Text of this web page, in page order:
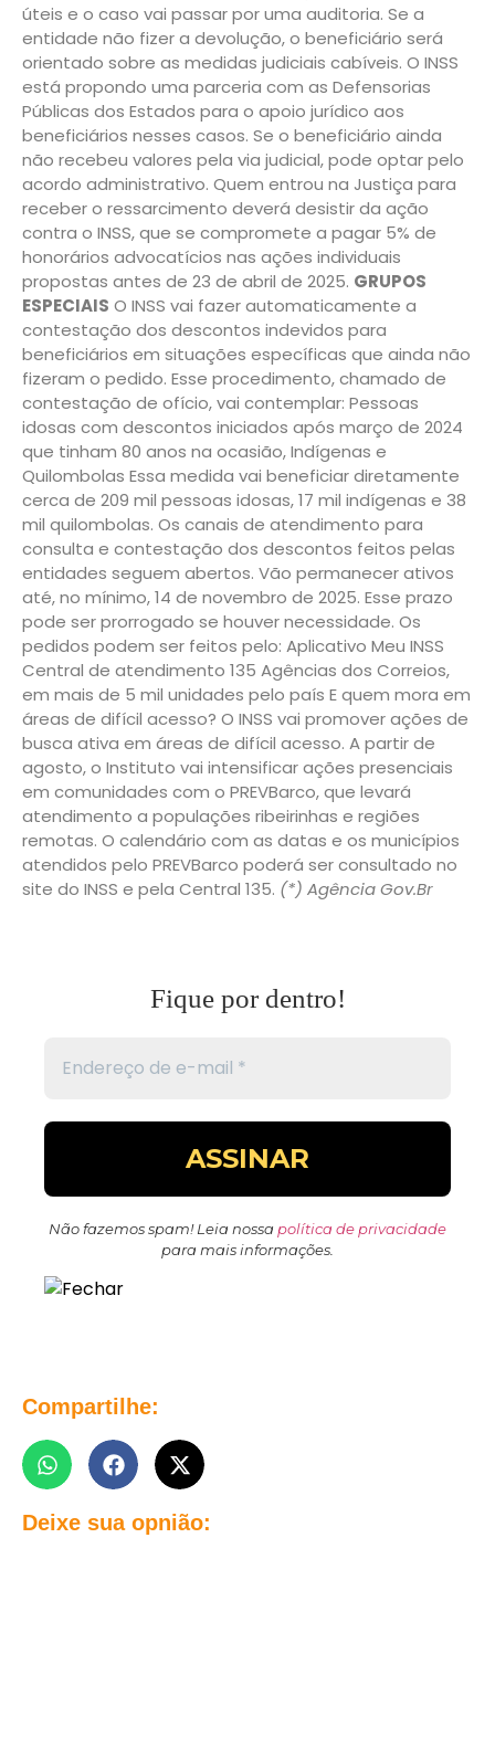
úteis e o caso vai passar por uma auditoria. Se a
entidade não fizer a devolução, o beneficiário será
orientado sobre as medidas judiciais cabíveis. O INSS
está propondo uma parceria com as Defensorias
Públicas dos Estados para o apoio jurídico aos
beneficiários nesses casos. Se o beneficiário ainda
não recebeu valores pela via judicial, pode optar pelo
acordo administrativo. Quem entrou na Justiça para
receber o ressarcimento deverá desistir da ação
contra o INSS, que se compromete a pagar 5% de
honorários advocatícios nas ações individuais
propostas antes de 23 de abril de 2025. GRUPOS
ESPECIAIS O INSS vai fazer automaticamente a
contestação dos descontos indevidos para
beneficiários em situações específicas que ainda não
fizeram o pedido. Esse procedimento, chamado de
contestação de ofício, vai contemplar: Pessoas
idosas com descontos iniciados após março de 2024
que tinham 80 anos na ocasião, Indígenas e
Quilombolas Essa medida vai beneficiar diretamente
cerca de 209 mil pessoas idosas, 17 mil indígenas e 38
mil quilombolas. Os canais de atendimento para
consulta e contestação dos descontos feitos pelas
entidades seguem abertos. Vão permanecer ativos
até, no mínimo, 14 de novembro de 2025. Esse prazo
pode ser prorrogado se houver necessidade. Os
pedidos podem ser feitos pelo: Aplicativo Meu INSS
Central de atendimento 135 Agências dos Correios,
em mais de 5 mil unidades pelo país E quem mora em
áreas de difícil acesso? O INSS vai promover ações de
busca ativa em áreas de difícil acesso. A partir de
agosto, o Instituto vai intensificar ações presenciais
em comunidades com o PREVBarco, que levará
atendimento a populações ribeirinhas e regiões
remotas. O calendário com as datas e os municípios
atendidos pelo PREVBarco poderá ser consultado no
site do INSS e pela Central 135. (*) Agência Gov.Br
Fique por dentro!
Não fazemos spam! Leia nossa política de privacidade
para mais informações.
Compartilhe:
Deixe sua opnião: